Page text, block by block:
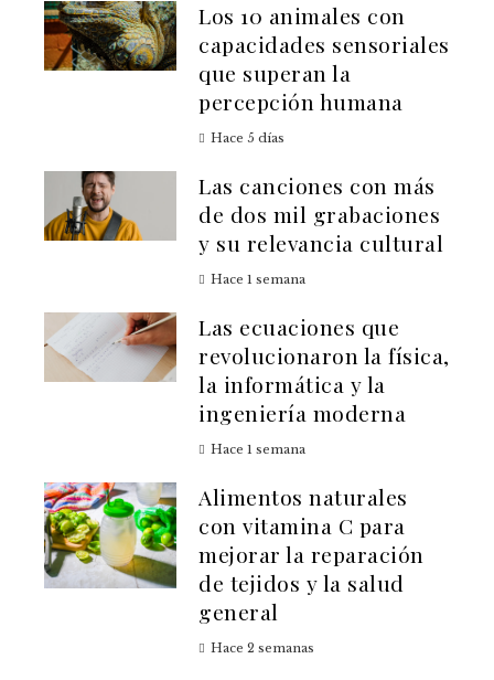
Los 10 animales con
capacidades sensoriales
que superan la
percepción humana
Hace 5 días
Las canciones con más
de dos mil grabaciones
y su relevancia cultural
Hace 1 semana
Las ecuaciones que
revolucionaron la física,
la informática y la
ingeniería moderna
Hace 1 semana
Alimentos naturales
con vitamina C para
mejorar la reparación
de tejidos y la salud
general
Hace 2 semanas